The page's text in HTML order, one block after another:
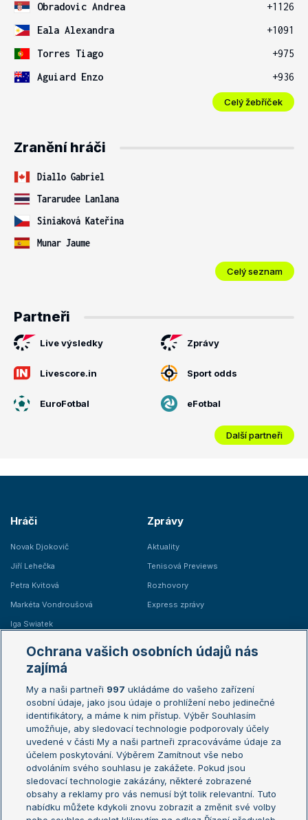
Obradovic Andrea
+1126
Eala Alexandra
+1091
Torres Tiago
+975
Aguiard Enzo
+936
Celý žebříček
Zranění hráči
Diallo Gabriel
Tararudee Lanlana
Siniaková Kateřina
Munar Jaume
Celý seznam
Partneři
Live výsledky Zprávy
Livescore.in Sport odds
EuroFotbal eFotbal
Další partneři
Hráči
Novak Djokovič
Jiří Lehečka
Petra Kvitová
Markéta Vondroušová
Iga Swiatek
Zprávy
Aktuality
Tenisová Previews
Rozhovory
Express zprávy
Žebříčky
Žebříček ATP (muži)
Žebříček WTA (ženy)
Sázkařský žebříček
Australian Open
French Open
Wimbledon
US Open
Turnaj mistrů
Turnaj mistryň
Aktualní trendy
Ochrana vašich osobních údajů nás
zajímá
My a naši partneři 997 ukládáme do vašeho zařízení
osobní údaje, jako jsou údaje o prohlížení nebo jedinečné
identifikátory, a máme k nim přístup. Výběr Souhlasím
umožňuje, aby sledovací technologie podporovaly účely
uvedené v části My a naši partneři zpracováváme údaje za
účelem poskytování. Výběrem Zamítnout vše nebo
odvoláním svého souhlasu je zakážete. Pokud jsou
sledovací technologie zakázány, některé zobrazené
obsahy a reklamy pro vás nemusí být tolik relevantní. Tuto
nabídku můžete kdykoli znovu zobrazit a změnit své volby